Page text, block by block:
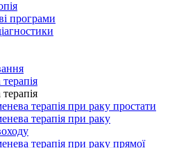
програми
терапія при раку простати
терапія при раку
терапія при раку прямої